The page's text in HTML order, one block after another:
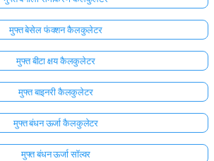
मुफ्त बेसेल फंक्शन कैलकुलेटर
मुफ्त बीटा क्षय कैलकुलेटर
मुफ्त बाइनरी कैलकुलेटर
मुफ्त बंधन ऊर्जा कैलकुलेटर
मुफ्त बंधन ऊर्जा सॉल्वर